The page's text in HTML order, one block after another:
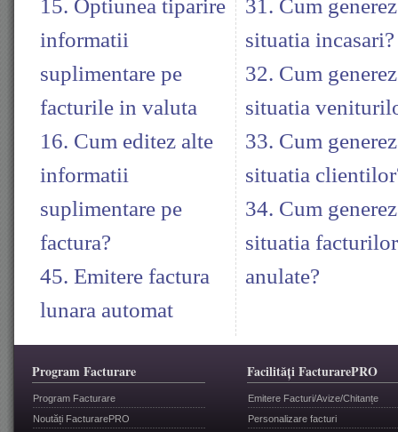
15. Optiunea tiparire
informatii
suplimentare pe
facturile in valuta
16. Cum editez alte
informatii
suplimentare pe
factura?
45. Emitere factura
lunara automat
31. Cum generez
situatia incasari?
32. Cum generez
situatia
33. Cum generez
situatia
34. Cum generez
situatia facturilor
anulate?
Program Facturare
Program Facturare
Noutăți FacturarePRO
Facilități FacturarePRO
Emitere Facturi/Avize/Chitanțe
Personalizare facturi